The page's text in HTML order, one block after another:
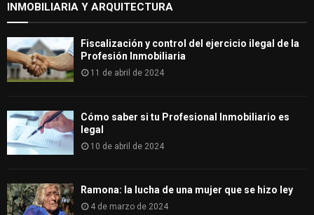
INMOBILIARIA Y ARQUITECTURA
Fiscalización y control del ejercicio ilegal de la
Profesión Inmobiliaria
11 de abril de 2024
Cómo saber si tu Profesional Inmobiliario es
legal
10 de abril de 2024
Ramona: la lucha de una mujer que se hizo ley
4 de marzo de 2024